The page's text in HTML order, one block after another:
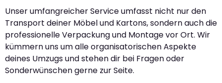
Unser umfangreicher Service umfasst nicht nur den
Transport deiner Möbel und Kartons, sondern auch die
professionelle Verpackung und Montage vor Ort. Wir
kümmern uns um alle organisatorischen Aspekte
deines Umzugs und stehen dir bei Fragen oder
Sonderwünschen gerne zur Seite.